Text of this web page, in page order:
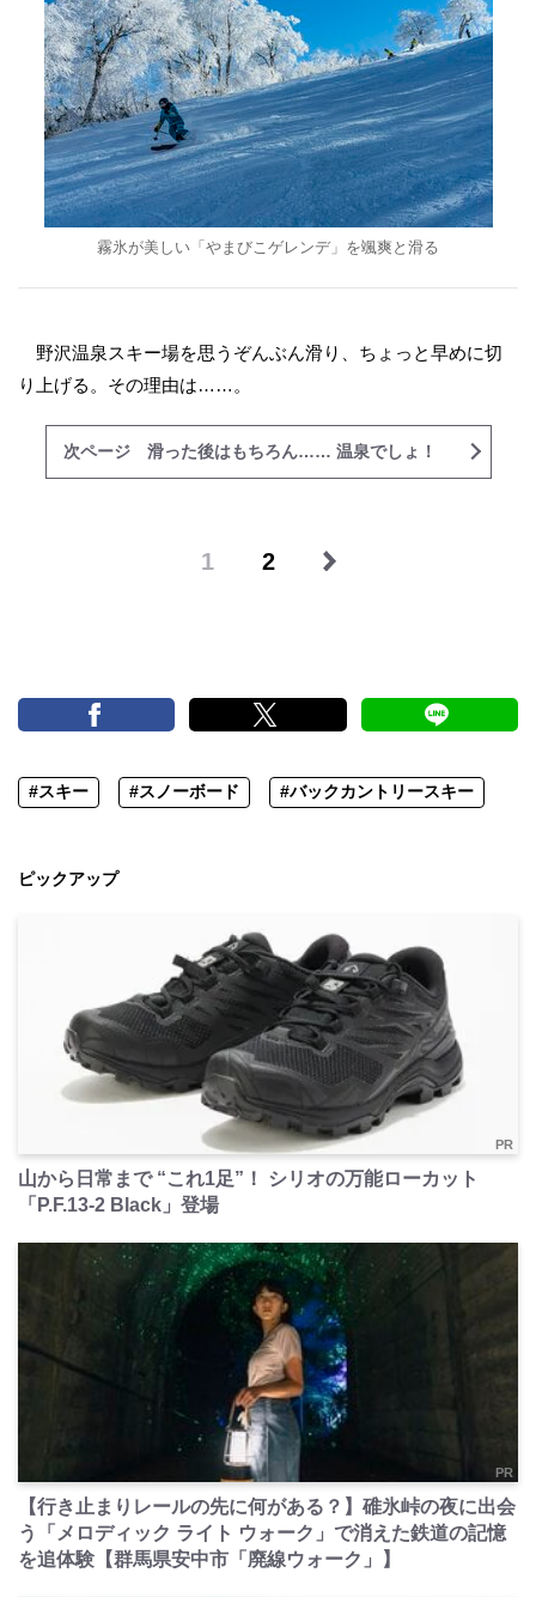
霧氷が美しい「やまびこゲレンデ」を颯爽と滑る
野沢温泉スキー場を思うぞんぶん滑り、ちょっと早めに切
り上げる。その理由は……。
次ページ 滑った後はもちろん…… 温泉でしょ！
1 2
#スキー #スノーボード #バックカントリースキー
ピックアップ
PR
山から日常まで “これ1足”！ シリオの万能ローカット
「P.F.13-2 Black」登場
PR
【行き止まりレールの先に何がある？】碓氷峠の夜に出会
う「メロディック ライト ウォーク」で消えた鉄道の記憶
を追体験【群馬県安中市「廃線ウォーク」】